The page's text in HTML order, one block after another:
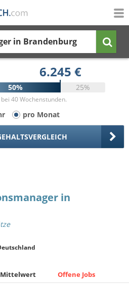
in Brandenburg
6.245 €
50% 25%
40 Wochenstunden.
pro Monat
in
Mittelwert Offene Jobs